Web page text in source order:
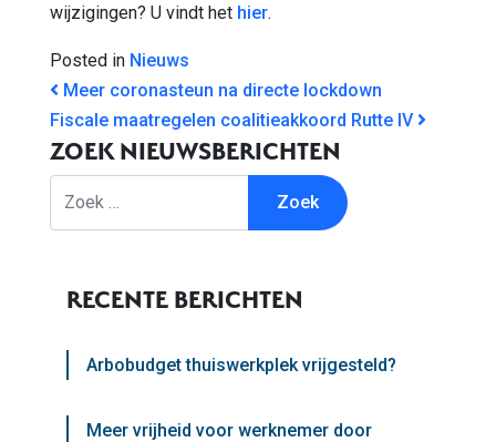
wijzigingen? U vindt het hier.
Posted in Nieuws
BERICHT NAVIGATIE
Meer coronasteun na directe lockdown
Fiscale maatregelen coalitieakkoord Rutte IV
ZOEK NIEUWSBERICHTEN
RECENTE BERICHTEN
Arbobudget thuiswerkplek vrijgesteld?
Meer vrijheid voor werknemer door